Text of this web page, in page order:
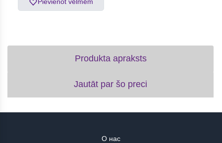
Produkta apraksts
Jautāt par šo preci
О нас